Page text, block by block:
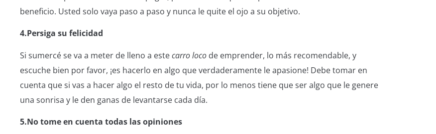
beneficio. Usted solo vaya paso a paso y nunca le quite el ojo a su objetivo.
4.Persiga su felicidad
Si sumercé se va a meter de lleno a estecarro loco de emprender, lo más recomendable, y
escuche bien por favor, ¡es hacerlo en algo que verdaderamente le apasione! Debe tomar en
cuenta que si vas a hacer algo el resto de tu vida, por lo menos tiene que ser algo que le genere
una sonrisa y le den ganas de levantarse cada día.
5.No tome en cuenta todas las opiniones